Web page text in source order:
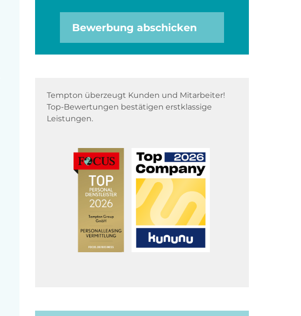
Bewerbung abschicken
Tempton überzeugt Kunden und Mitarbeiter!
Top-Bewertungen bestätigen erstklassige
Leistungen.